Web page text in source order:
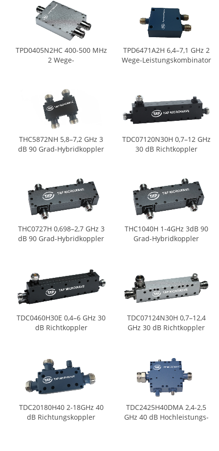
TPD0405N2HC 400-500 MHz
2 Wege-
TPD6471A2H 6,4–7,1 GHz 2
Wege-Leistungskombinator
THC5872NH 5,8–7,2 GHz 3
dB 90 Grad-Hybridkoppler
TDC07120N30H 0,7–12 GHz
30 dB Richtkoppler
THC0727H 0,698–2,7 GHz 3
dB 90 Grad-Hybridkoppler
THC1040H 1-4GHz 3dB 90
Grad-Hybridkoppler
TDC0460H30E 0,4–6 GHz 30
dB Richtkoppler
TDC07124N30H 0,7–12,4
GHz 30 dB Richtkoppler
TDC20180H40 2-18GHz 40
dB Richtungskoppler
TDC2425H40DMA 2,4-2,5
GHz 40 dB Hochleistungs-